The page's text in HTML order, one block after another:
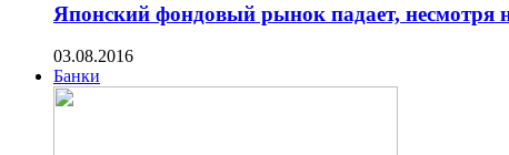
Японский фондовый рынок падает, несмотря
03.08.2016
Банки